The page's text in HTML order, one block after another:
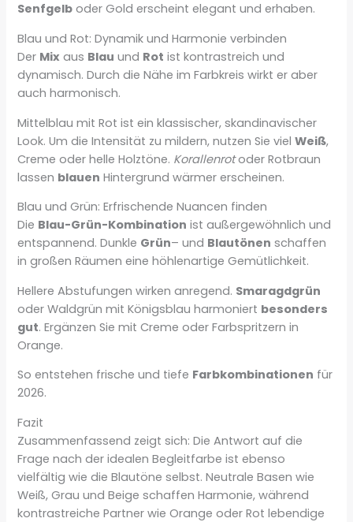
Senfgelb oder Gold erscheint elegant und erhaben.
Blau und Rot: Dynamik und Harmonie verbinden
Der Mix aus Blau und Rot ist kontrastreich und
dynamisch. Durch die Nähe im Farbkreis wirkt er aber
auch harmonisch.
Mittelblau mit Rot ist ein klassischer, skandinavischer
Look. Um die Intensität zu mildern, nutzen Sie vielWeiß,
Creme oder helle Holztöne. Korallenrotoder Rotbraun
lassen blauen Hintergrund wärmer erscheinen.
Blau und Grün: Erfrischende Nuancen finden
Die Blau-Grün-Kombination ist außergewöhnlich und
entspannend. Dunkle Grün– und Blautönen schaffen
in großen Räumen eine höhlenartige Gemütlichkeit.
Hellere Abstufungen wirken anregend. Smaragdgrün
oder Waldgrün mit Königsblau harmoniert besonders
gut. Ergänzen Sie mit Creme oder Farbspritzern in
Orange.
So entstehen frische und tiefe Farbkombinationen für
2026.
Fazit
Zusammenfassend zeigt sich: Die Antwort auf die
Frage nach der idealen Begleitfarbe ist ebenso
vielfältig wie die Blautöne selbst. Neutrale Basen wie
Weiß, Grau und Beige schaffen Harmonie, während
kontrastreiche Partner wie Orange oder Rot lebendige